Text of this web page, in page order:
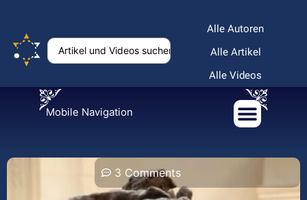
Alle Autoren
Alle Artikel
Alle Videos
Mobile Navigation
3 Comments